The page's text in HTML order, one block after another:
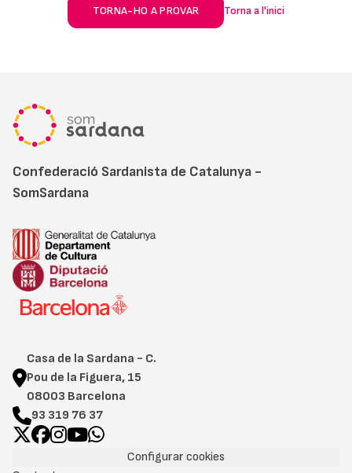
TORNA-HO A PROVAR Torna a l'inici
Confederació Sardanista de Catalunya -
SomSardana
Casa de la Sardana - C.
Pou de la Figuera, 15
08003 Barcelona
93 319 76 37
Configurar cookies